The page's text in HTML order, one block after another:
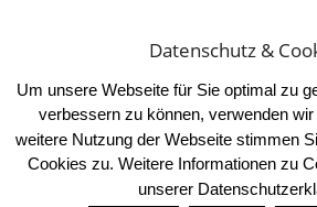
SEHENSWÜRDIGKEITEN
Datenschutz &
Um unsere Webseite für Sie optimal zu
verbessern zu können, verwenden
weitere Nutzung der Webseite stimmen
Cookies zu. Weitere Informationen zu
unserer